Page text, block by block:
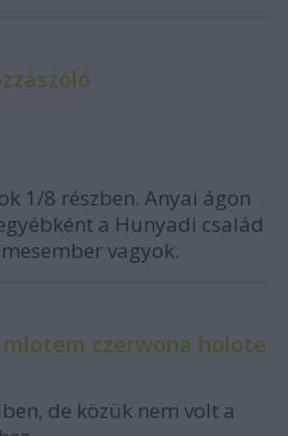
1/8 részben. Anyai ágon
a Hunyadi család
vagyok.
czerwona holote
de közük nem volt a